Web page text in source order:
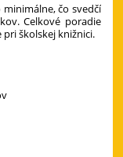
čo svedčí
Celkové poradie
školskej knižnici.